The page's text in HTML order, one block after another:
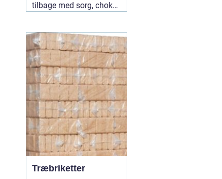
tilbage med sorg, chok
Hvad skal gøres først?
Hvem kontakter man?
Hvordan skaber man en
afsked, som føles rigtig?
Her spiller en lokal 04
July 2026
Træbriketter